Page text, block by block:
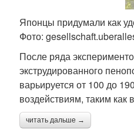
Японцы придумали как
Фото:
После ряда
экструдированного
варьируется от 100 до
воздействиям, таким как
читать дальше →